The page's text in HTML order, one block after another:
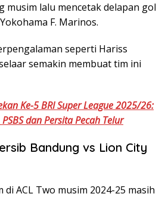
musim lalu mencetak delapan gol
F. Marinos.
seperti Hariss
semakin membuat tim ini
Ke-5 BRI Super League 2025/26:
dan Persita Pecah Telur
Bandung vs Lion City
ACL Two musim 2024-25 masih